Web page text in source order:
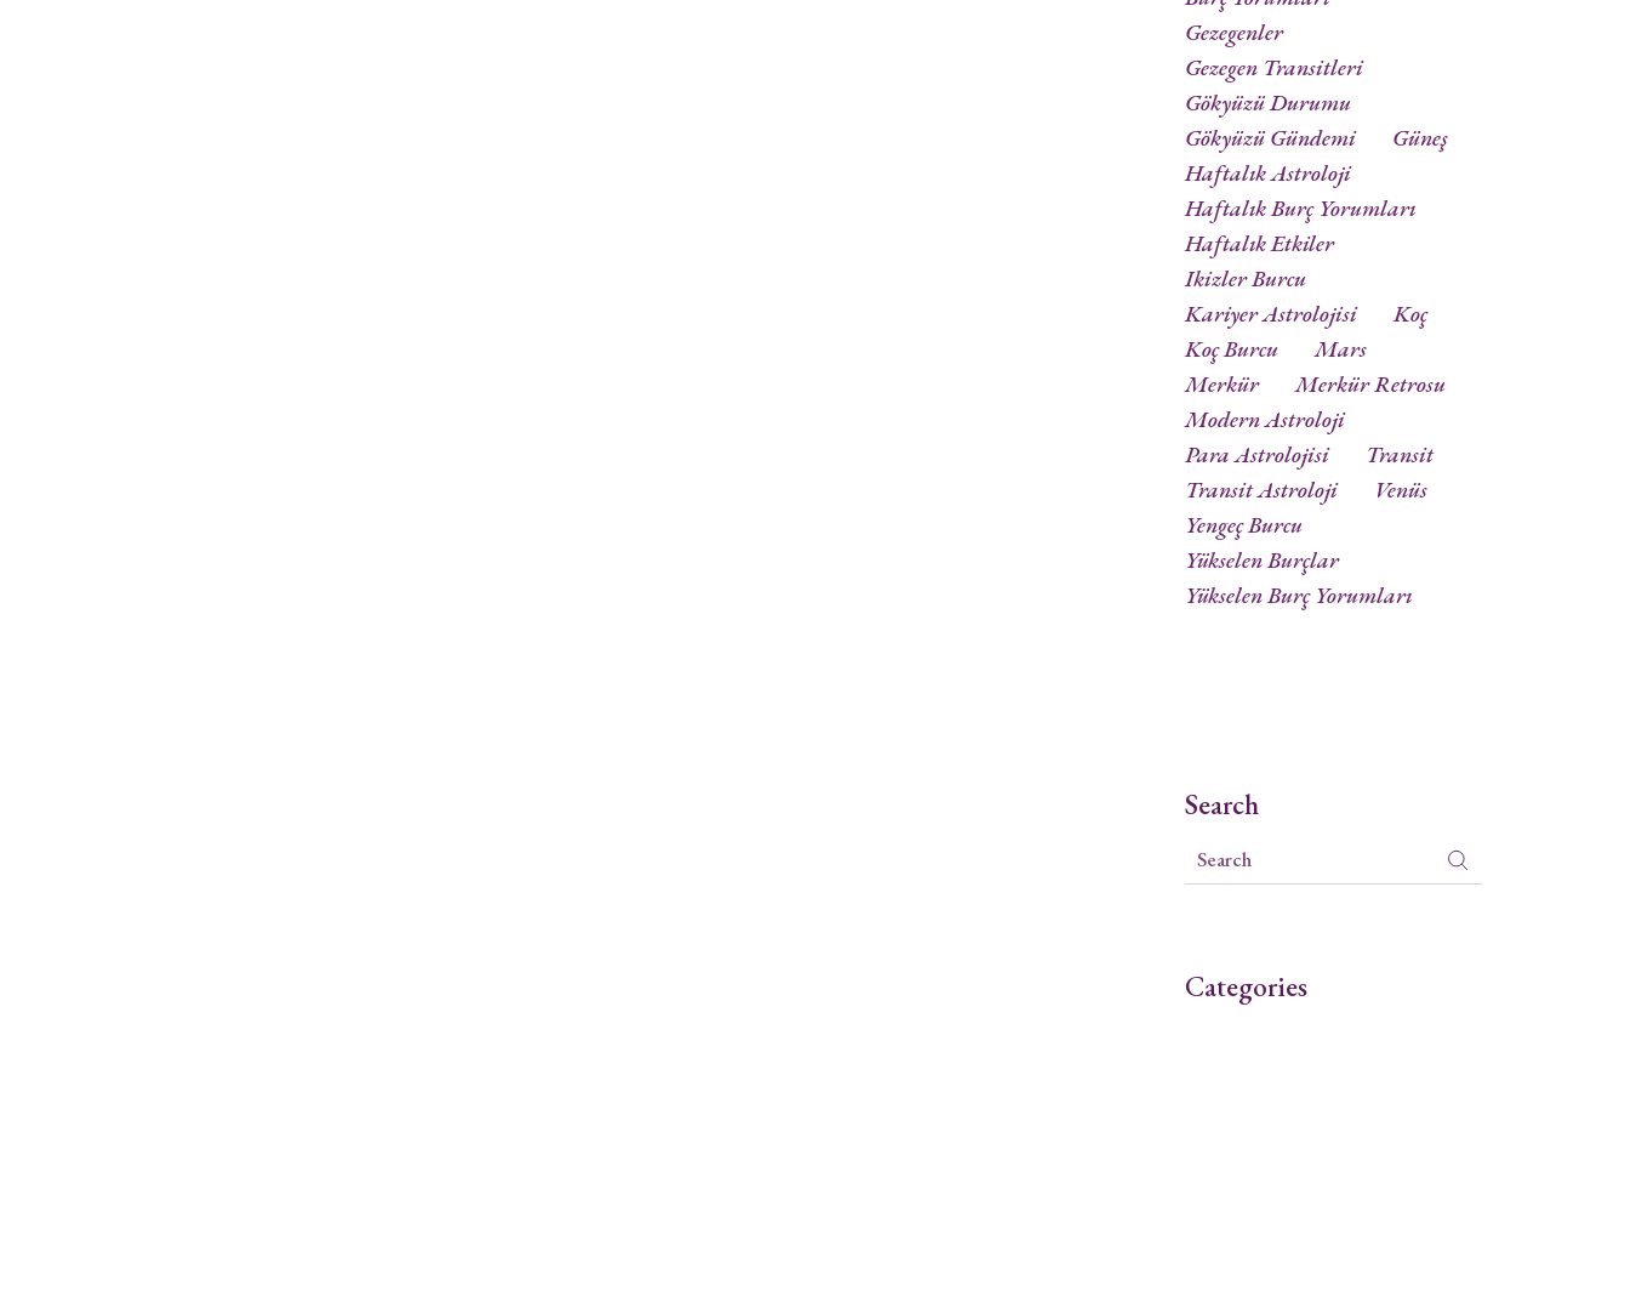
Gezegenler
Gezegen Transitleri
Gökyüzü Durumu
Gökyüzü Gündemi
Güneş
Haftalık Astroloji
Haftalık Burç Yorumları
Haftalık Etkiler
Ikizler Burcu
Kariyer Astrolojisi
Koç
Koç Burcu
Mars
Merkür
Merkür Retrosu
Modern Astroloji
Para Astrolojisi
Transit
Transit Astroloji
Venüs
Yengeç Burcu
Yükselen Burçlar
Yükselen Burç Yorumları
Search
Categories